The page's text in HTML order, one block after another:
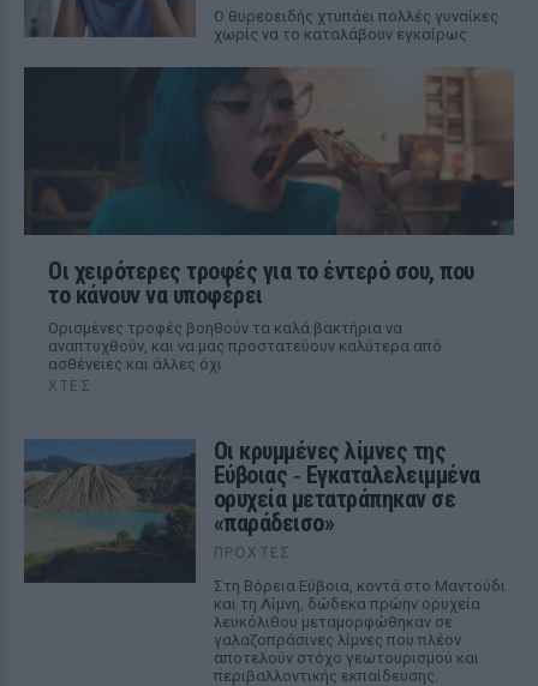
Ο θυρεοειδής χτυπάει πολλές γυναίκες
χωρίς να το καταλάβουν εγκαίρως
Οι χειρότερες τροφές για το έντερό σου, που
το κάνουν να υποφέρει
Ορισμένες τροφές βοηθούν τα καλά βακτήρια να
αναπτυχθούν, και να μας προστατεύουν καλύτερα από
ασθένειες και άλλες όχι
ΧΤΕΣ
Οι κρυμμένες λίμνες της
Εύβοιας ‑ Εγκαταλελειμμένα
ορυχεία μετατράπηκαν σε
«παράδεισο»
ΠΡΟΧΤΈΣ
Στη Βόρεια Εύβοια, κοντά στο Μαντούδι
και τη Λίμνη, δώδεκα πρώην ορυχεία
λευκόλιθου μεταμορφώθηκαν σε
γαλαζοπράσινες λίμνες που πλέον
αποτελούν στόχο γεωτουρισμού και
περιβαλλοντικής εκπαίδευσης.